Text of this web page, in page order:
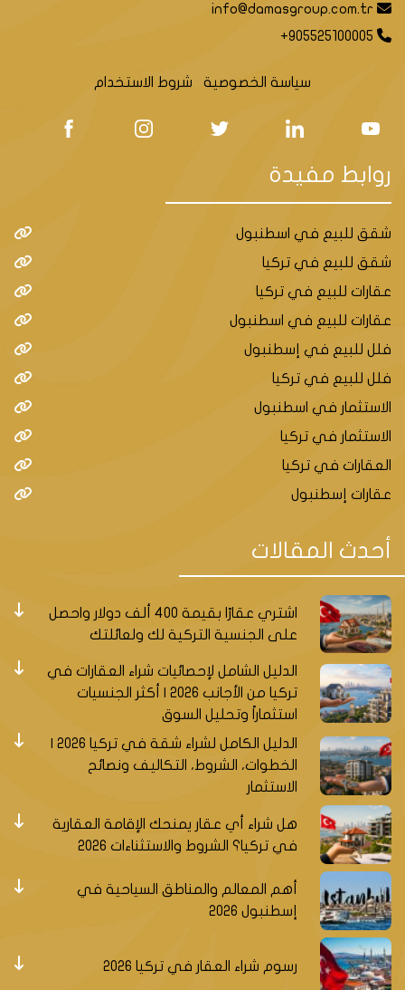
info@damasgroup.com.tr
+905525100005
سياسة الخصوصية شروط الاستخدام
روابط مفيدة
شقق للبيع في اسطنبول
شقق للبيع في تركيا
عقارات للبيع في تركيا
عقارات للبيع في اسطنبول
فلل للبيع في إسطنبول
فلل للبيع في تركيا
الاستثمار في اسطنبول
الاستثمار في تركيا
العقارات في تركيا
عقارات إسطنبول
أحدث المقالات
اشتري عقارًا بقيمة 400 ألف دولار واحصل
على الجنسية التركية لك ولعائلتك
الدليل الشامل لإحصائيات شراء العقارات في
تركيا من الأجانب 2026 | أكثر الجنسيات
استثماراً وتحليل السوق
الخطوات، الشروط، التكاليف ونصائح
الاستثمار
هل شراء أي عقار يمنحك الإقامة العقارية
في تركيا؟ الشروط والاستثناءات 2026
أهم المعالم والمناطق السياحية في
إسطنبول 2026
رسوم شراء العقار في تركيا 2026